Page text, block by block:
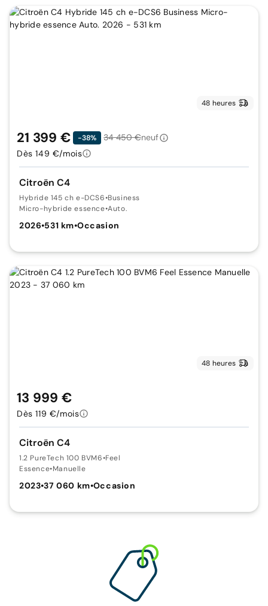
48 heures
Citroën C4
Hybride 145 ch e-DCS6•Business
Micro-hybride essence•Auto.
2026•531 km•Occasion
21 399 € -38% 34 450 €neuf
Dès 149 €/mois
48 heures
Citroën C4
1.2 PureTech 100 BVM6•Feel
Essence•Manuelle
2023•37 060 km•Occasion
13 999 €
Dès 119 €/mois